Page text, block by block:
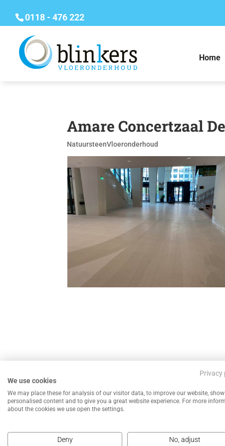
0118 - 476 222
Home
Amare Concertzaal
NatuursteenVloeronderhoud
Renovatie Statuario Venato – Renovatie marmer
NEEM CONTACT MET ONS OP VOOR
Privacy
We use cookies
We may place these for analysis of our visitor data, to improve our website, show
personalised content and to give you a great website experience. For more
about the cookies we use open the settings.
Deny No, adjust